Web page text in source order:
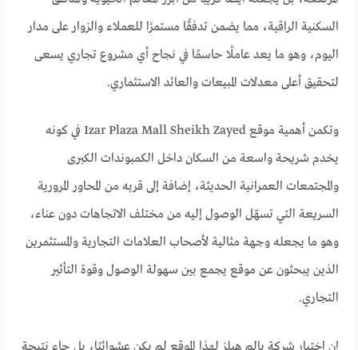
السكنية الراقية، مما يضمن تدفقًا مستمرًا للعملاء والزوار على مدار
اليوم، وهو ما يعد عاملًا حاسمًا في نجاح أي مشروع تجاري يسعى
لتحقيق أعلى معدلات المبيعات والعائد الاستثماري.
وتكمن أهمية موقع Izar Plaza Mall Sheikh Zayed في كونه
يخدم شريحة واسعة من السكان داخل الكمبوندات الكبرى
والمجتمعات العمرانية الحديثة، إضافة إلى قربه من المحاور المرورية
السريعة التي تسهّل الوصول إليه من مختلف الاتجاهات دون عناء،
وهو ما يجعله وجهة مثالية لأصحاب العلامات التجارية والمستثمرين
الذين يبحثون عن موقع يجمع بين سهولة الوصول وقوة التأثير
التجاري.
إن اختيار شركة بالم هيلز لهذا الموقع لم يكن عشوائيًا، بل جاء نتيجة